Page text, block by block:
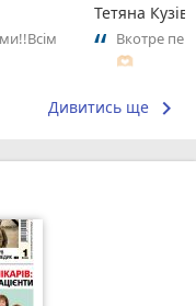
Тетяна Кузів
Вкотре
🫶🏻
Дивитись ще keyboard_arrow_right